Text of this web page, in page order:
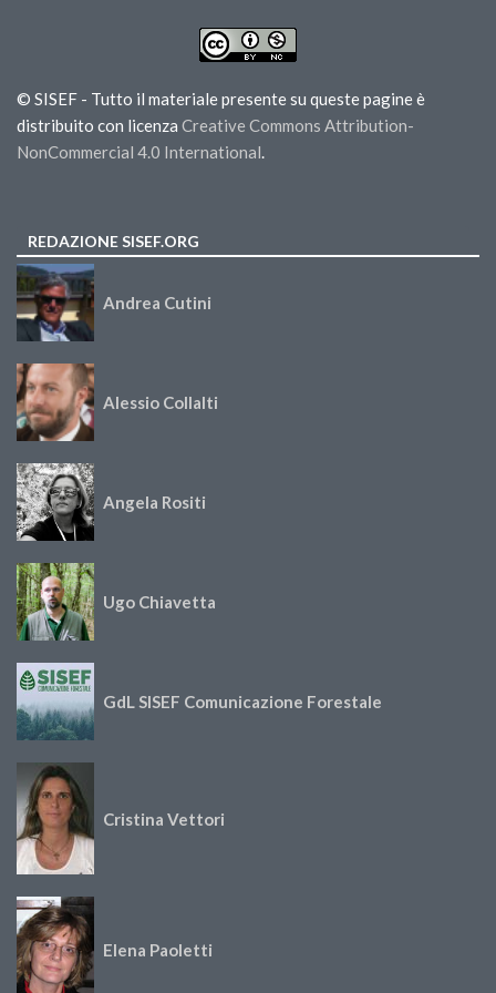
© SISEF - Tutto il materiale presente su queste pagine è
distribuito con licenza Creative Commons Attribution-
NonCommercial 4.0 International.
REDAZIONE SISEF.ORG
Andrea Cutini
Alessio Collalti
Angela Rositi
Ugo Chiavetta
GdL SISEF Comunicazione Forestale
Cristina Vettori
Elena Paoletti